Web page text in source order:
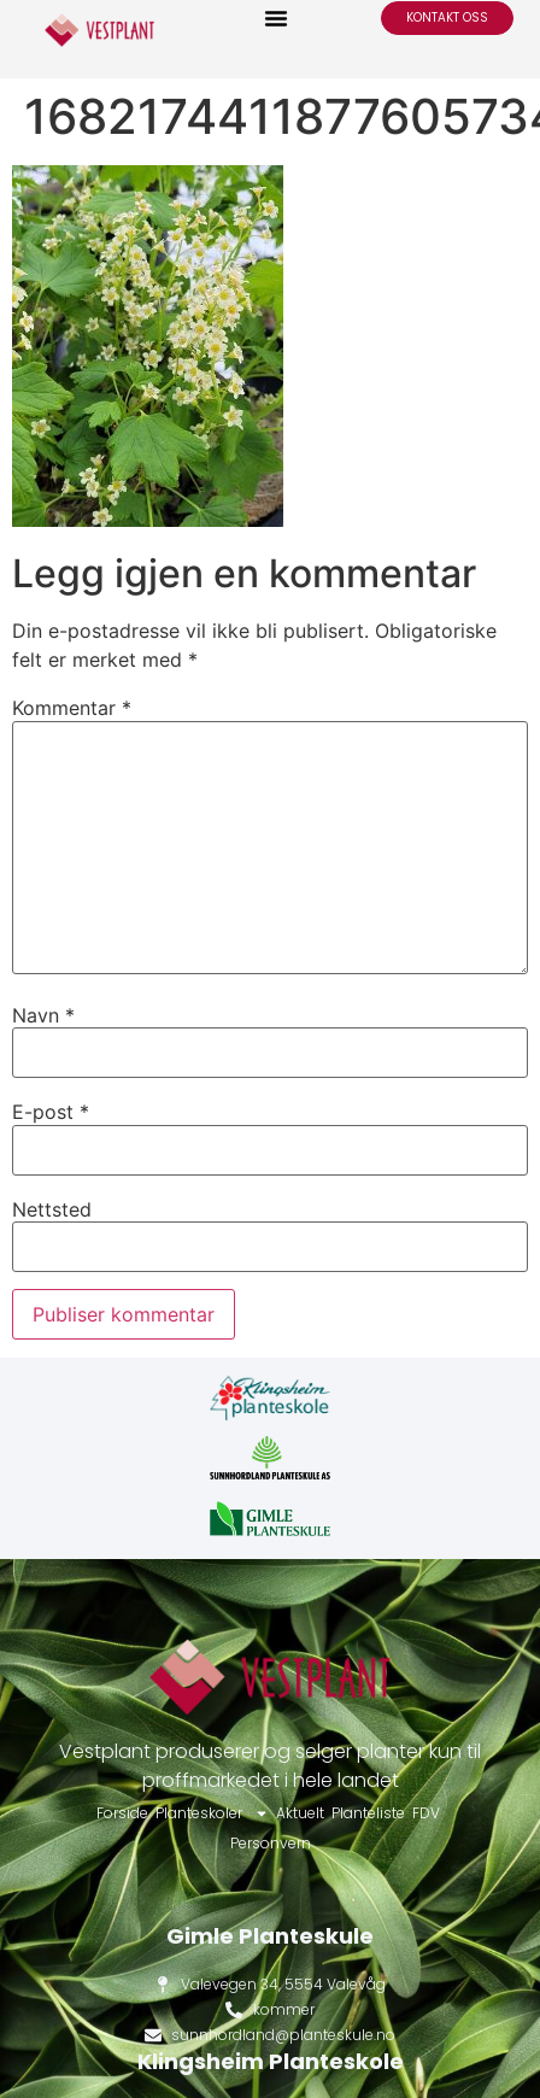
KONTAKT OSS
Legg igjen en kommentar
Din e-postadresse vil ikke bli publisert. Obligatoriske
felt er merket med *
Kommentar *
Navn *
E-post *
Nettsted
Vestplant produserer og selger planter kun til
proffmarkedet i hele landet
Forside Planteskoler Aktuelt Planteliste FDV
Personvern
Gimle Planteskule
Valevegen 34, 5554 Valevåg
kommer
sunnhordland@planteskule.no
Klingsheim Planteskole